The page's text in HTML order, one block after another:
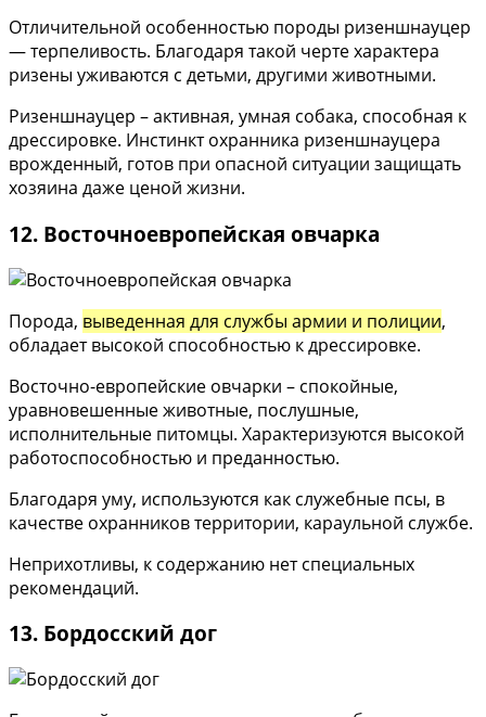
Отличительной особенностью породы ризеншнауцер
— терпеливость. Благодаря такой черте характера
ризены уживаются с детьми, другими животными.
Ризеншнауцер – активная, умная собака, способная к
дрессировке. Инстинкт охранника ризеншнауцера
врожденный, готов при опасной ситуации защищать
хозяина даже ценой жизни.
12. Восточноевропейская овчарка
Порода, выведенная для службы армии и полиции,
обладает высокой способностью к дрессировке.
Восточно-европейские овчарки – спокойные,
уравновешенные животные, послушные,
исполнительные питомцы. Характеризуются высокой
работоспособностью и преданностью.
Благодаря уму, используются как служебные псы, в
качестве охранников территории, караульной службе.
Неприхотливы, к содержанию нет специальных
рекомендаций.
13. Бордосский дог